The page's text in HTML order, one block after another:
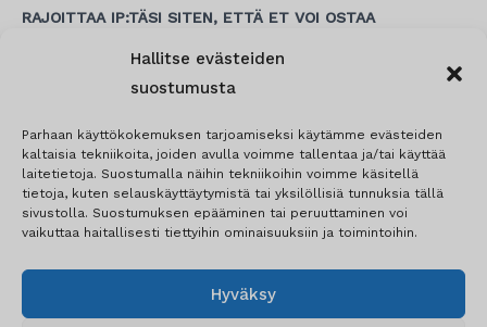
Hallitse evästeiden
suostumusta
Parhaan käyttökokemuksen tarjoamiseksi käytämme evästeiden
kaltaisia tekniikoita, joiden avulla voimme tallentaa ja/tai käyttää
laitetietoja. Suostumalla näihin tekniikoihin voimme käsitellä
tietoja, kuten selauskäyttäytymistä tai yksilöllisiä tunnuksia tällä
sivustolla. Suostumuksen epääminen tai peruuttaminen voi
vaikuttaa haitallisesti tiettyihin ominaisuuksiin ja toimintoihin.
Hyväksy
RAJOITTAA IP:TÄSI SITEN, ETTÄ ET VOI OSTAA
Artikkelien
selaus
© 2026 Motorcycle Templates